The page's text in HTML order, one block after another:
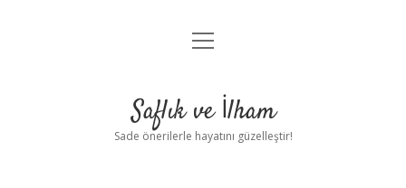
Anasayfa
Yasal Uyarı
menüyü
Saflık ve İlham
Sade önerilerle hayatını güzelleştir!